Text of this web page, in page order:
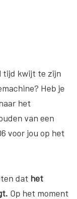
tijd kwijt te zijn
Heb je
het
van een
voor jou op het
dat het
Op het moment